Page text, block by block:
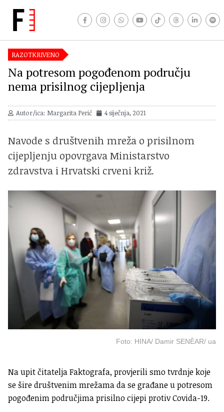
RAZOTKRIVENO
Na potresom pogođenom području
nema prisilnog cijepljenja
Autor/ica: Margarita Perić 4 siječnja, 2021
Navode s društvenih mreža o prisilnom
cijepljenju opovrgava Ministarstvo
zdravstva i Hrvatski crveni križ.
Foto: HINA/ Damir SENÈAR/ ua
Na upit čitatelja Faktografa, provjerili smo tvrdnje koje
se šire društvenim mrežama da se građane u potresom
pogođenim područjima prisilno cijepi protiv Covida-19.